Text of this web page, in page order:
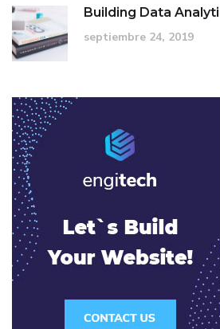
Building Data
septiembre 24, 2019